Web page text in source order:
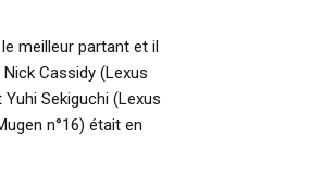
meilleur partant et il
Cassidy (Lexus
Sekiguchi (Lexus
n°16) était en